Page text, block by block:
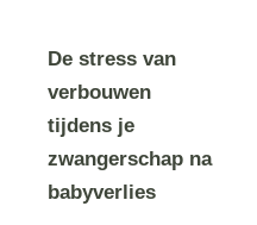
De stress van
verbouwen
tijdens je
zwangerschap na
babyverlies